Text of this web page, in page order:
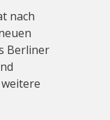
nach
Berliner